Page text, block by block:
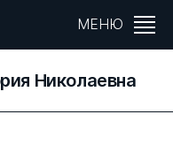
МЕНЮ
Николаевна